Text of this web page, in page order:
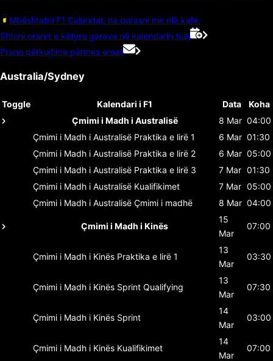
Mbështetni F1 Calendar, na qerasni me një kafe.
Shtoni oraret e këtyre garave në kalendarin tuaj
Prano përkujtime përmes email
Australia/Sydney
Toggle Kalendari i F1 Data
Koha
Çmimi i Madh i Australisë
8 Mar 04:00
Çmimi i Madh i Australisë Praktika e lirë 1 6 Mar 01:30
Çmimi i Madh i Australisë Praktika e lirë 2 6 Mar 05:00
Çmimi i Madh i Australisë Praktika e lirë 3 7 Mar 01:30
Çmimi i Madh i Australisë Kualifikimet 7 Mar 05:00
Çmimi i Madh i Australisë Çmimi i madhë 8 Mar 04:00
Çmimi i Madh i Kinës
15
Mar
07:00
Çmimi i Madh i Kinës Praktika e lirë 1
13
Mar
03:30
Çmimi i Madh i Kinës Sprint Qualifying
13
Mar
07:30
Çmimi i Madh i Kinës Sprint
14
Mar
03:00
Çmimi i Madh i Kinës Kualifikimet
14
Mar
07:00